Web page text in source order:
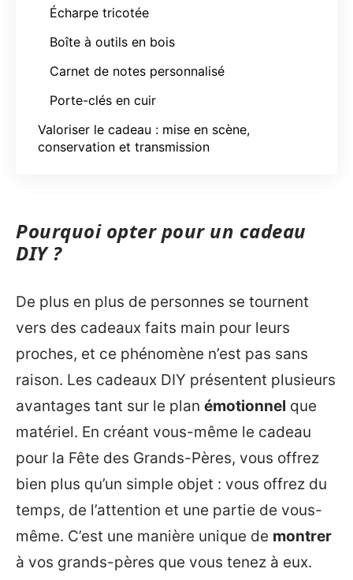
Écharpe tricotée
Boîte à outils en bois
Carnet de notes personnalisé
Porte-clés en cuir
Valoriser le cadeau : mise en scène,
conservation et transmission
Pourquoi opter pour un cadeau
DIY ?
De plus en plus de personnes se tournent
vers des cadeaux faits main pour leurs
proches, et ce phénomène n’est pas sans
raison. Les cadeaux DIY présentent plusieurs
avantages tant sur le plan émotionnel que
matériel. En créant vous-même le cadeau
pour la Fête des Grands-Pères, vous offrez
bien plus qu’un simple objet : vous offrez du
temps, de l’attention et une partie de vous-
même. C’est une manière unique de montrer
à vos grands-pères que vous tenez à eux.